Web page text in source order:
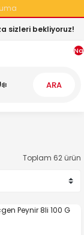
sizleri bekliyoruz!
ARA
Toplam 62 ürün